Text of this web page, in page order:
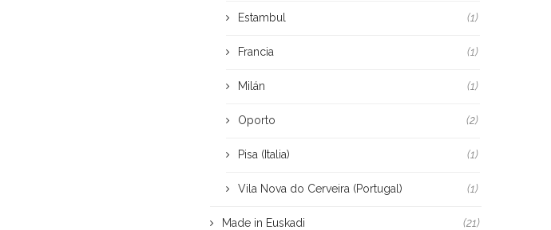
Estambul (1)
Francia (1)
Milán (1)
Oporto (2)
Pisa (Italia) (1)
Vila Nova do Cerveira (Portugal) (1)
Made in Euskadi (21)